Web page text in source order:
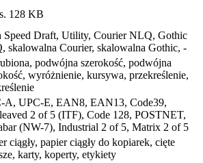
128 KB
Speed Draft, Utility, Courier NLQ, Gothic
skalowalna Courier, skalowalna Gothic, -
podwójna szerokość, podwójna
wyróżnienie, kursywa, przekreślenie,
A, UPC-E, EAN8, EAN13, Code39,
2 of 5 (ITF), Code 128, POSTNET,
(NW-7), Industrial 2 of 5, Matrix 2 of 5
ciągły, papier ciągły do kopiarek, cięte
karty, koperty, etykiety